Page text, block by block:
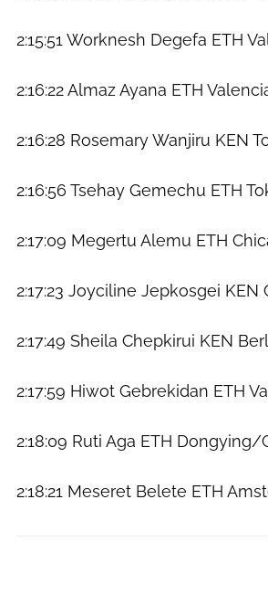
2:15:51 Worknesh Degefa ETH
2:16:22 Almaz Ayana ETH
2:16:28 Rosemary Wanjiru KEN
2:16:56 Tsehay Gemechu ETH
2:17:09 Megertu Alemu ETH
2:17:23 Joyciline Jepkosgei KEN
2:17:49 Sheila Chepkirui KEN
2:17:59 Hiwot Gebrekidan ETH
2:18:09 Ruti Aga ETH Dongying/
2:18:21 Meseret Belete ETH